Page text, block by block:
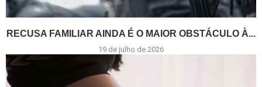
RECUSA FAMILIAR AINDA É O MAIOR OBSTÁCULO À...
19 de julho de 2026